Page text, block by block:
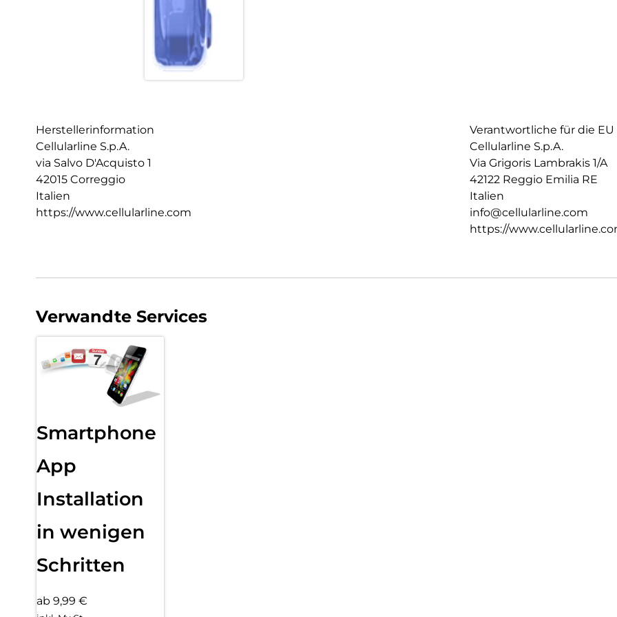
Herstellerinformation
Cellularline S.p.A.
via Salvo D'Acquisto 1
42015 Correggio
Italien
https://www.cellularline.com
Verantwortliche für die EU
Cellularline S.p.A.
Via Grigoris Lambrakis 1/A
42122 Reggio Emilia RE
Italien
info@cellularline.com
https://
Verwandte Services
Smartphone
App
Installation
in wenigen
Schritten
ab 9,99 €